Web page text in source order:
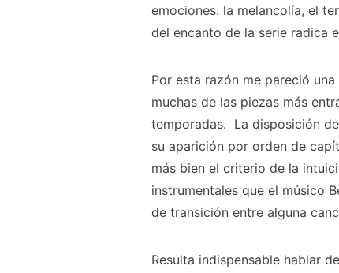
emociones: la melancolía, el
del encanto de la serie radica
Por esta razón me pareció
muchas de las piezas más
temporadas. La disposición
su aparición por orden de
más bien el criterio de la
instrumentales que el músico
de transición entre alguna
Resulta indispensable hablar